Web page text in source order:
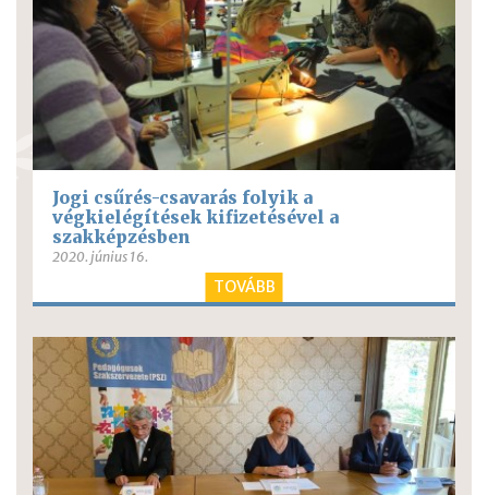
Jogi csűrés-csavarás folyik a
végkielégítések kifizetésével a
szakképzésben
2020. június 16.
TOVÁBB